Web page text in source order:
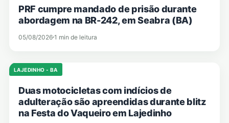
PRF cumpre mandado de prisão durante
abordagem na BR-242, em Seabra (BA)
05/08/2026 1 min de leitura
LAJEDINHO - BA
Duas motocicletas com indícios de
adulteração são apreendidas durante blitz
na Festa do Vaqueiro em Lajedinho